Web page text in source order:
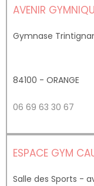
AVENIR
Gymnase
84100 - ORANGE
06 69 63 30 67
ESPACE GYM
Salle des Sports -